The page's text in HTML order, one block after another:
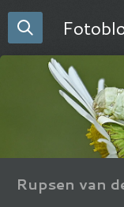
Ga
direct
hoofdinhoud
Rupsen van